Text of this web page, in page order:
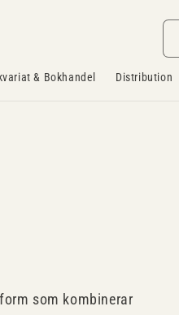
& Bokhandel Distribution
som kombinerar